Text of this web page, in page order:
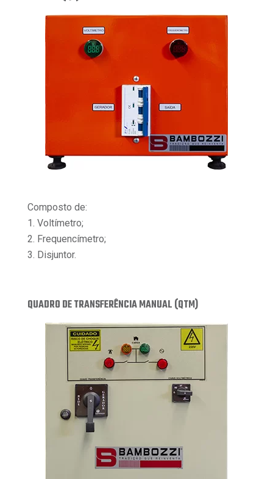
Composto de:
1. Voltímetro;
2. Frequencímetro;
3. Disjuntor.
QUADRO DE TRANSFERÊNCIA MANUAL (QTM)